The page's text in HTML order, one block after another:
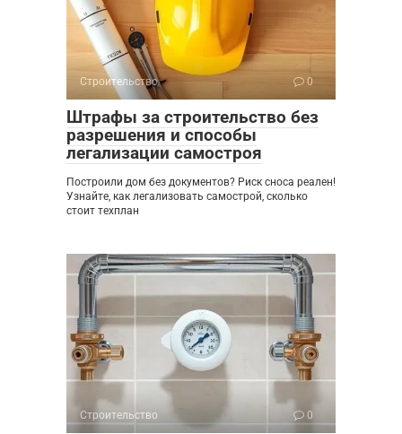
Строительство 0
Штрафы за строительство без
разрешения и способы
легализации самостроя
Построили дом без документов? Риск сноса реален!
Узнайте, как легализовать самострой, сколько
стоит техплан
Строительство 0